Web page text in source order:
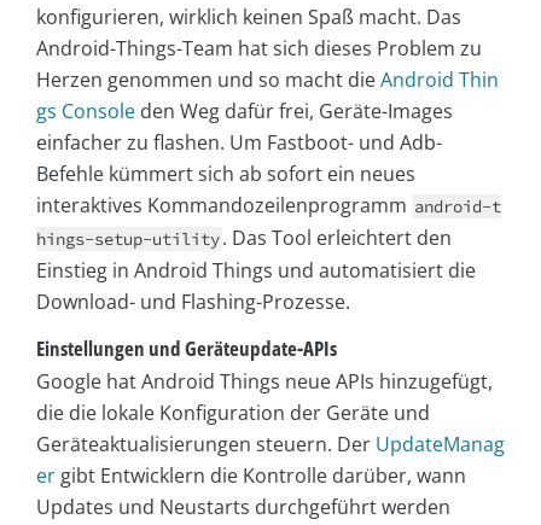
konfigurieren, wirklich keinen Spaß macht. Das
Android-Things-Team hat sich dieses Problem zu
Herzen genommen und so macht dieAndroid Thin
gs Console den Weg dafür frei, Geräte-Images
einfacher zu flashen. Um Fastboot- und Adb-
Befehle kümmert sich ab sofort ein neues
interaktives Kommandozeilenprogramm android-t
hings-setup-utility. Das Tool erleichtert den
Einstieg in Android Things und automatisiert die
Download- und Flashing-Prozesse.
Einstellungen und Geräteupdate-APIs
Google hat Android Things neue APIs hinzugefügt,
die die lokale Konfiguration der Geräte und
Geräteaktualisierungen steuern. Der UpdateManag
er gibt Entwicklern die Kontrolle darüber, wann
Updates und Neustarts durchgeführt werden